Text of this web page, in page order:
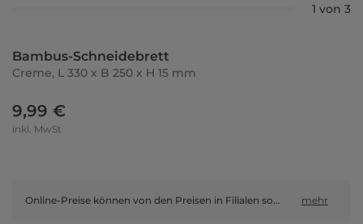
1 von 3
Bambus-Schneidebrett
Creme, L 330 x B 250 x H 15 mm
9,99 €
inkl. MwSt
Online-Preise können von den Preisen in Filialen sowie Shop-in-Shop-Flächen abweichen. mehr